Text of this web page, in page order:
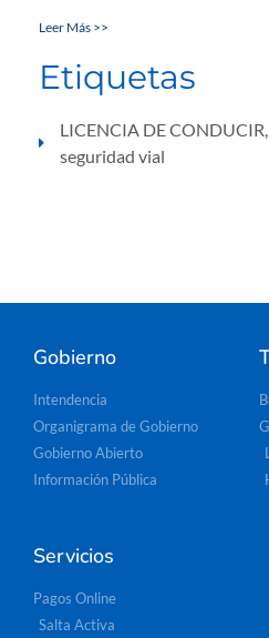
Leer Más >>
Etiquetas
LICENCIA DE CONDUCIR,
seguridad vial
Gobierno
Intendencia
Organigrama de Gobierno
Gobierno Abierto
Información Pública
Servicios
Pagos Online
Salta Activa